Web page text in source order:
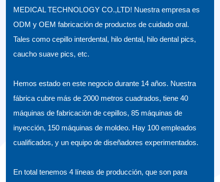
MEDICAL TECHNOLOGY CO.,LTD! Nuestra empresa es
ODM y OEM fabricación de productos de cuidado oral.
Tales como cepillo interdental, hilo dental, hilo dental pics,
caucho suave pics, etc.
Hemos estado en este negocio durante 14 años. Nuestra
fábrica cubre más de 2000 metros cuadrados, tiene 40
máquinas de fabricación de cepillos, 85 máquinas de
inyección, 150 máquinas de moldeo. Hay 100 empleados
cualificados, y un equipo de diseñadores experimentados.
En total tenemos 4 líneas de producción, que son para